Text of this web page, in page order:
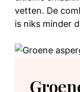
vetten. De
is niks minder